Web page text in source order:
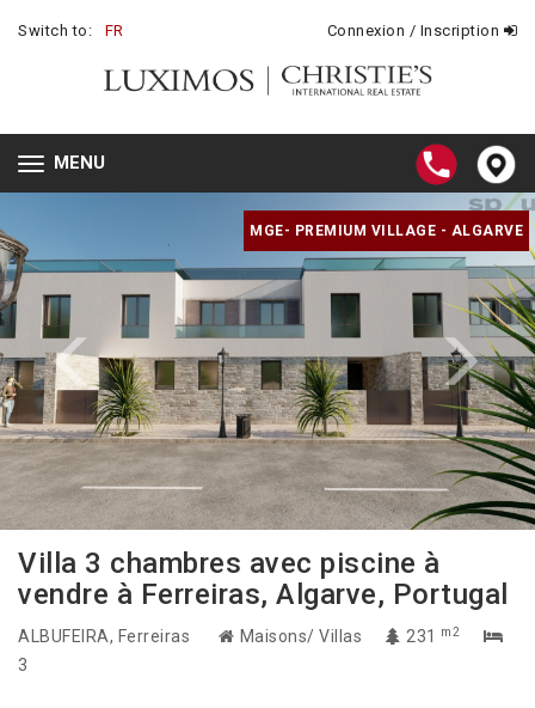
Switch to: FR Connexion / Inscription
Toggle
navigation
MENU
MGE- PREMIUM VILLAGE - ALGARVE
Villa 3 chambres avec piscine à
vendre à Ferreiras, Algarve, Portugal
ALBUFEIRA, Ferreiras Maisons/ Villas 231 m2
3